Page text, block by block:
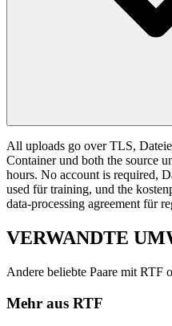
All uploads go over TLS,
Container und both the source
hours. No account is required,
used für training, und the
data-processing agreement für
VERWANDTE
Andere beliebte Paare mit RTF
Mehr aus RTF